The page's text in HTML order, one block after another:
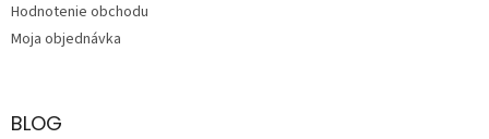
Hodnotenie obchodu
Moja objednávka
BLOG